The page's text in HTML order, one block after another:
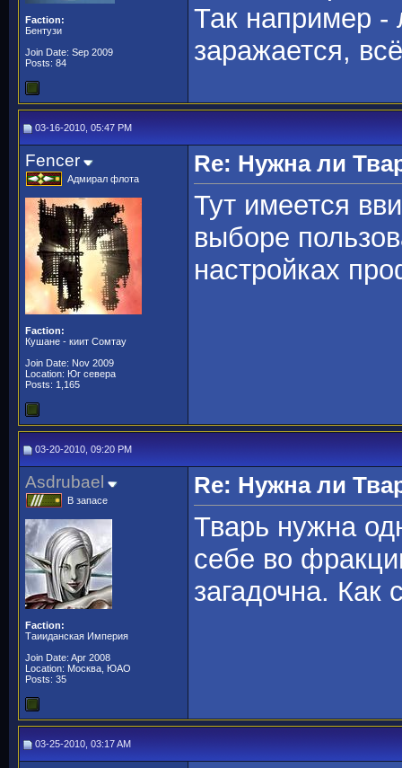
Faction:
Бентузи
Join Date: Sep 2009
Posts: 84
Так например -
заражается,
03-16-2010, 05:47 PM
Fencer
Адмирал флота
Faction:
Кушане - киит Сомтау
Join Date: Nov 2009
Location: Юг севера
Posts: 1,165
Re: Нужна ли
Тут имеется
выборе
настройках
03-20-2010, 09:20 PM
Asdrubael
В запасе
Faction:
Таииданская Империя
Join Date: Apr 2008
Location: Москва, ЮАО
Posts: 35
Re: Нужна ли
Тварь нужна
себе во
загадочна. Как
03-25-2010, 03:17 AM